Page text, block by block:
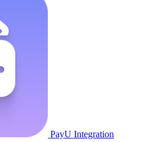
PayU Integration